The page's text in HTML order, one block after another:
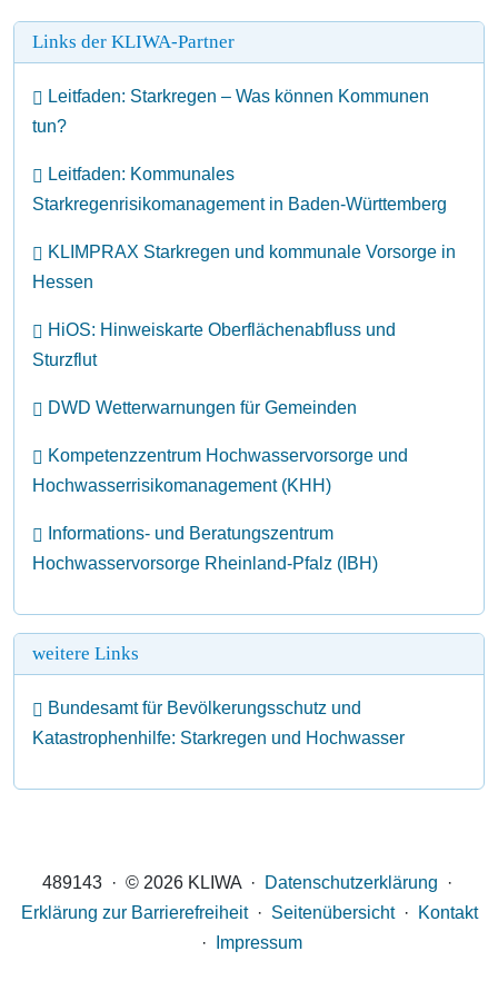
Links der KLIWA-Partner
Leitfaden: Starkregen – Was können Kommunen
tun?
Leitfaden: Kommunales
Starkregenrisikomanagement in Baden-Württemberg
KLIMPRAX Starkregen und kommunale Vorsorge in
Hessen
HiOS: Hinweiskarte Oberflächenabfluss und
Sturzflut
DWD Wetterwarnungen für Gemeinden
Kompetenzzentrum Hochwasservorsorge und
Hochwasserrisikomanagement (KHH)
Informations- und Beratungszentrum
Hochwasservorsorge Rheinland-Pfalz (IBH)
weitere Links
Bundesamt für Bevölkerungsschutz und
Katastrophenhilfe: Starkregen und Hochwasser
489143 · © 2026 KLIWA · Datenschutzerklärung ·
Erklärung zur Barrierefreiheit· Seitenübersicht·
Kontakt
·
Impressum